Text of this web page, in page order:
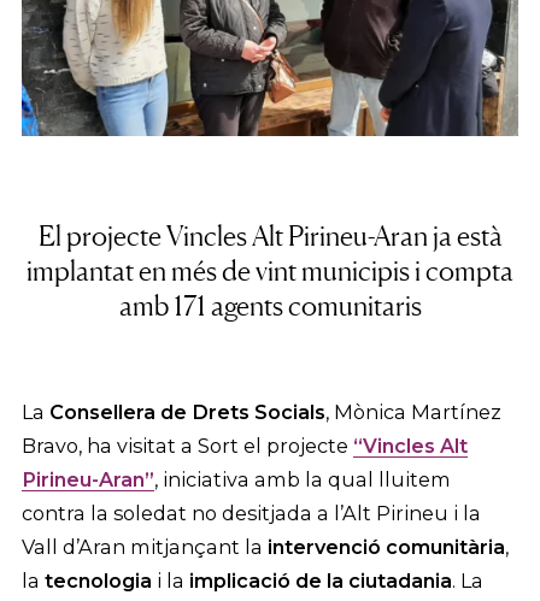
El projecte Vincles Alt Pirineu-Aran ja està
implantat en més de vint municipis i compta
amb 171 agents comunitaris
La Consellera de Drets Socials, Mònica Martínez
Bravo, ha visitat a Sort el projecte “Vincles Alt
Pirineu-Aran”, iniciativa amb la qual lluitem
contra la soledat no desitjada a l’Alt Pirineu i la
Vall d’Aran mitjançant la intervenció comunitària,
la tecnologia i la implicació de la ciutadania. La